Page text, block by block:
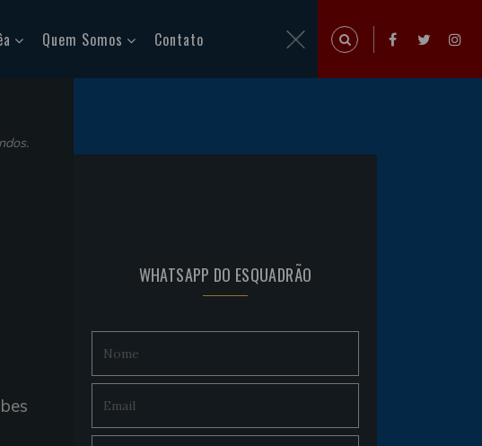
Quem Somos Contato
WHATSAPP DO ESQUADRÃO